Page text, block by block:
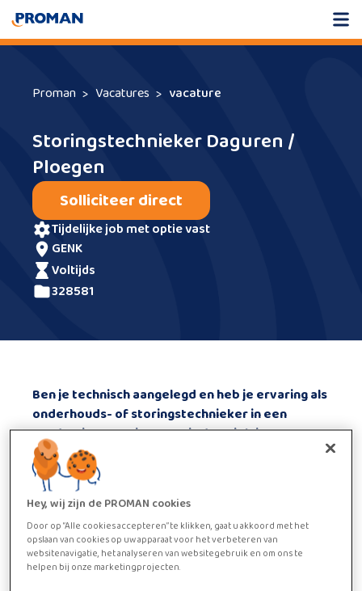
Proman Vacatures vacature
Storingstechnieker Daguren /
Ploegen
Solliciteer direct
tijdelijke job met optie vast
GENK
voltijds
328581
Ben je technisch aangelegd en heb je ervaring als
onderhouds- of storingstechniekerin een
productieomgeving? Dan is deze job iets voor
jou.
Je werkt aan een
dat alles blijft draaien. Met jouw kennis
en losjestoringen snel op.
Functie beschrijving
Wat ga je doen?
Hey, wij zijn de PROMAN cookies
Door op “Alle cookies accepteren” te klikken, gaat u akkoord met het
opslaan van cookies op uw apparaat voor het verbeteren van
websitenavigatie, het analyseren van websitegebruik en om ons te
helpen bij onze marketingprojecten.